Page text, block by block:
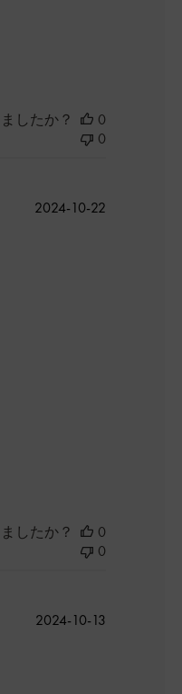
したか？
0
0
公
2024-10-22
したか？
0
0
公
2024-10-13